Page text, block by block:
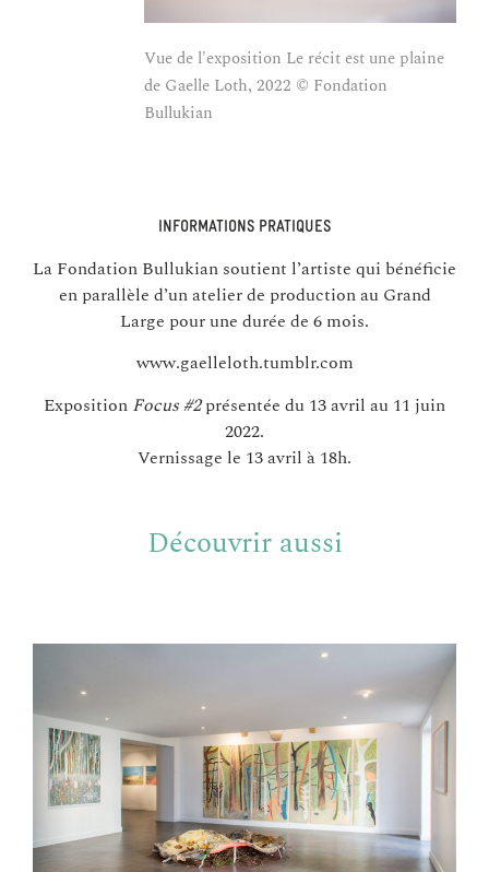
Vue de l'exposition Le récit est une plaine
de Gaelle Loth, 2022 © Fondation
Bullukian
INFORMATIONS PRATIQUES
La Fondation Bullukian soutient l’artiste qui bénéficie
en parallèle d’un atelier de production au Grand
Large pour une durée de 6 mois.
www.gaelleloth.tumblr.com
Exposition Focus #2présentée du 13 avril au 11 juin
2022.
Vernissage le 13 avril à 18h.
Découvrir aussi